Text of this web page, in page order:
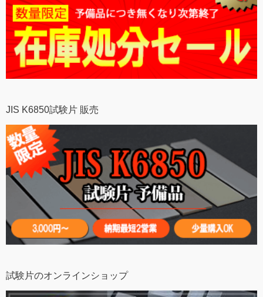
JIS K6850試験片 販売
試験片のオンラインショップ